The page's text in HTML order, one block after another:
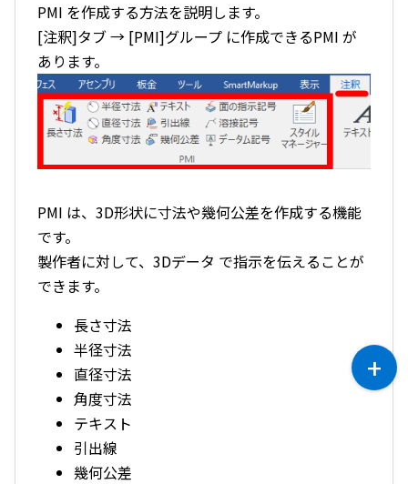
PMI を作成する方法を説明します。
[注釈]タブ → [PMI]グループ に作成できるPMI が
あります。
PMI は、3D形状に寸法や幾何公差を作成する機能
です。
製作者に対して、3Dデータ で指示を伝えることが
できます。
長さ寸法
半径寸法
直径寸法
角度寸法
テキスト
引出線
幾何公差